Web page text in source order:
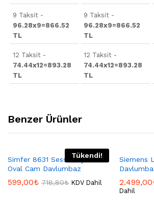
9 Taksit -
96.28x9=866.52
TL
12 Taksit -
74.44x12=893.28
TL
9 Taksit -
96.28x9=866.52
TL
12 Taksit -
74.44x12=893.28
TL
Benzer Ürünler
Tükendi!
Simfer 8631 Sessiz Siyah
Oval Cam Davlumbaz
599,00₺ 718,80₺ KDV Dahil
Siemens
2.499,00
Dahil